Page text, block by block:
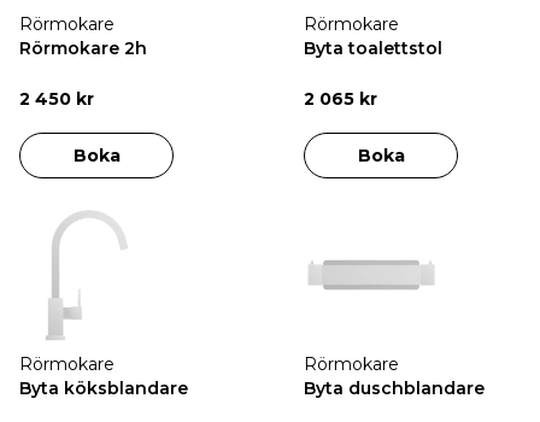
Rörmokare
Rörmokare 2h
2 450 kr
Boka
Rörmokare
Byta toalettstol
2 065 kr
Boka
Rörmokare
Byta köksblandare
Rörmokare
Byta duschblandare